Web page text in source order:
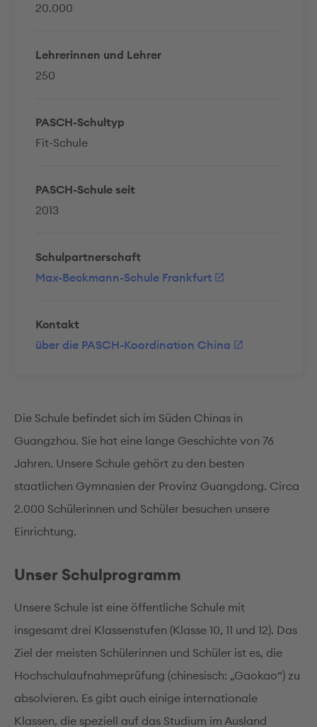
20.000
Lehrerinnen und Lehrer
250
PASCH-Schultyp
Fit-Schule
PASCH-Schule seit
2013
Schulpartnerschaft
Max-Beckmann-Schule Frankfurt
Kontakt
über die PASCH-Koordination China
Die Schule befindet sich im Süden Chinas in
Guangzhou. Sie hat eine lange Geschichte von 76
Jahren. Unsere Schule gehört zu den besten
staatlichen Gymnasien der Provinz Guangdong. Circa
2.000 Schülerinnen und Schüler besuchen unsere
Einrichtung.
Unser Schulprogramm
Unsere Schule ist eine öffentliche Schule mit
insgesamt drei Klassenstufen (Klasse 10, 11 und 12). Das
Ziel der meisten Schülerinnen und Schüler ist es, die
Hochschulaufnahmeprüfung (chinesisch: „Gaokao“) zu
absolvieren. Es gibt auch einige internationale
Klassen, die speziell auf das Studium im Ausland